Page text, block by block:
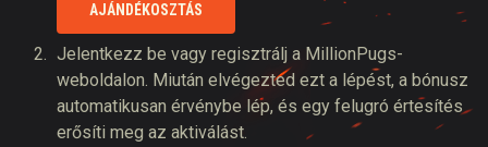
AJÁNDÉKOSZTÁS
Jelentkezz be vagy regisztrálj a MillionPugs-
weboldalon. Miután elvégezted ezt a lépést, a bónusz
automatikusan érvénybe lép, és egy felugró értesítés
erősíti meg az aktiválást.